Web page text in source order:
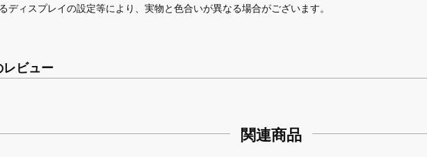
ディスプレイの設定等により、実物と色合いが異なる場合がございます。
ビュー
関連商品